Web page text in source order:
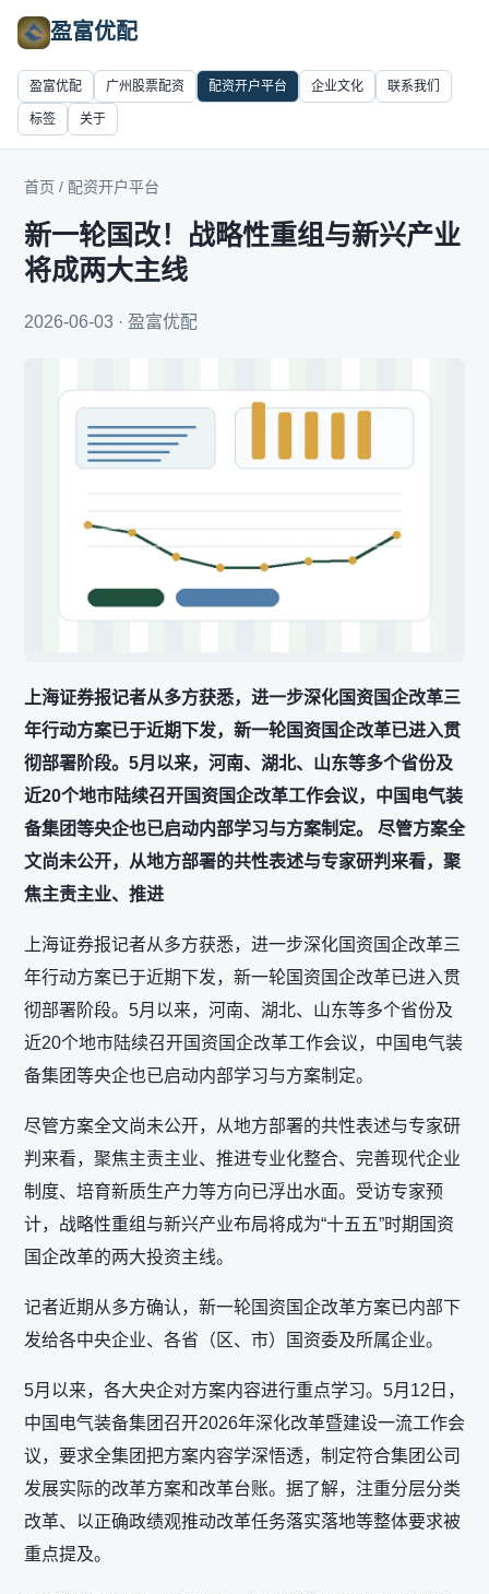
盈富优配
盈富优配 广州股票配资 配资开户平台 企业文化 联系我们
标签 关于
首页 / 配资开户平台
新一轮国改！战略性重组与新兴产业
将成两大主线
2026-06-03 · 盈富优配
上海证券报记者从多方获悉，进一步深化国资国企改革三
年行动方案已于近期下发，新一轮国资国企改革已进入贯
彻部署阶段。5月以来，河南、湖北、山东等多个省份及
近20个地市陆续召开国资国企改革工作会议，中国电气装
备集团等央企也已启动内部学习与方案制定。 尽管方案全
文尚未公开，从地方部署的共性表述与专家研判来看，聚
焦主责主业、推进
上海证券报记者从多方获悉，进一步深化国资国企改革三
年行动方案已于近期下发，新一轮国资国企改革已进入贯
彻部署阶段。5月以来，河南、湖北、山东等多个省份及
近20个地市陆续召开国资国企改革工作会议，中国电气装
备集团等央企也已启动内部学习与方案制定。
尽管方案全文尚未公开，从地方部署的共性表述与专家研
判来看，聚焦主责主业、推进专业化整合、完善现代企业
制度、培育新质生产力等方向已浮出水面。受访专家预
计，战略性重组与新兴产业布局将成为“十五五”时期国资
国企改革的两大投资主线。
记者近期从多方确认，新一轮国资国企改革方案已内部下
发给各中央企业、各省（区、市）国资委及所属企业。
5月以来，各大央企对方案内容进行重点学习。5月12日，
中国电气装备集团召开2026年深化改革暨建设一流工作会
议，要求全集团把方案内容学深悟透，制定符合集团公司
发展实际的改革方案和改革台账。据了解，注重分层分类
改革、以正确政绩观推动改革任务落实落地等整体要求被
重点提及。